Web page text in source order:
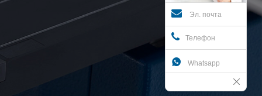
Эл. почта
Телефон
 Whatsapp